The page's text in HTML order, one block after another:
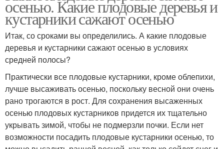
осенью. Какие плодовые деревья и
кустарники сажают осенью
Итак, со сроками вы определились. А какие плодовые
деревья и кустарники сажают осенью в условиях
средней полосы?
Практически все плодовые кустарники, кроме облепихи,
лучше высаживать осенью, поскольку весной они очень
рано трогаются в рост. Для сохранения высаженных
осенью плодовых кустарников придется их тщательно
укрывать зимой, чтобы не подмерзли почки. Если нет
возможности посадить плодовые кустарники осенью, то